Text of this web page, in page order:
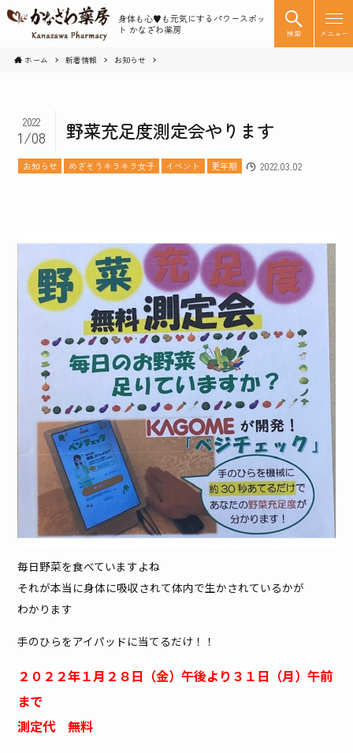
身体も心♥️も元気にするパワースポッ
ト かなざわ薬房
検索 メニュー
ホーム 新着情報 お知らせ
野菜充足度測定会やります
2022
1/08
お知らせ めざそうキラキラ女子 イベント 更年期 2022.03.02
毎日野菜を食べていますよね
それが本当に身体に吸収されて体内で生かされているかが
わかります
手のひらをアイパッドに当てるだけ！！
２０２２年１月２８日（金）午後より３１日（月）午前
まで
測定代 無料